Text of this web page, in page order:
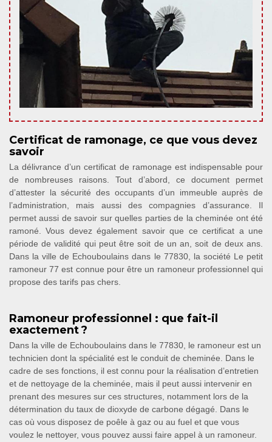
Certificat de ramonage, ce que vous devez
savoir
La délivrance d’un certificat de ramonage est indispensable pour
de nombreuses raisons. Tout d’abord, ce document permet
d’attester la sécurité des occupants d’un immeuble auprès de
l’administration, mais aussi des compagnies d’assurance. Il
permet aussi de savoir sur quelles parties de la cheminée ont été
ramoné. Vous devez également savoir que ce certificat a une
période de validité qui peut être soit de un an, soit de deux ans.
Dans la ville de Echouboulains dans le 77830, la société Le petit
ramoneur 77 est connue pour être un ramoneur professionnel qui
propose des tarifs pas chers.
Ramoneur professionnel : que fait-il
exactement ?
Dans la ville de Echouboulains dans le 77830, le ramoneur est un
technicien dont la spécialité est le conduit de cheminée. Dans le
cadre de ses fonctions, il est connu pour la réalisation d’entretien
et de nettoyage de la cheminée, mais il peut aussi intervenir en
prenant des mesures sur ces structures, notamment lors de la
détermination du taux de dioxyde de carbone dégagé. Dans le
cas où vous disposez de poêle à gaz ou au fuel et que vous
voulez le nettoyer, vous pouvez aussi faire appel à un ramoneur.